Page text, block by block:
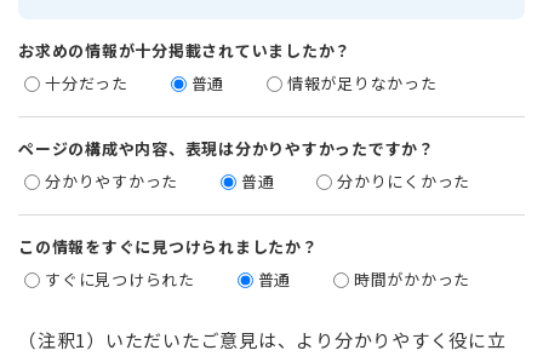
お求めの情報が十分掲載されていましたか？
十分だった
普通 情報が足りなかった
ページの構成や内容、表現は分かりやすかったですか？
分かりやすかった
普通 分かりにくかった
この情報をすぐに見つけられましたか？
すぐに見つけられた
普通 時間がかかった
（注釈1）いただいたご意見は、より分かりやすく役に立